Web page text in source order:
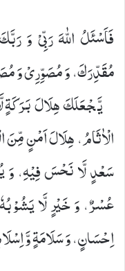
فَاَسْئَلُ اللّٰهَ رَبِّیْ وَ
مُقَدِّرَكَ، وَ مُصَوِّرِیْ وَ
یَّجْعَلَكَ هِلَالَ بَرَكَةٍ
الْاٰثَامُ، هِلَالَ اَمْنٍ
سَعْدٍ لَّا نَحْسَ فِیْهِ، وَ
عُسْرٌ، وَ خَیْرٍ لَّا
اِحْسَانٍ، وَ سَلَامَةٍ وَّ